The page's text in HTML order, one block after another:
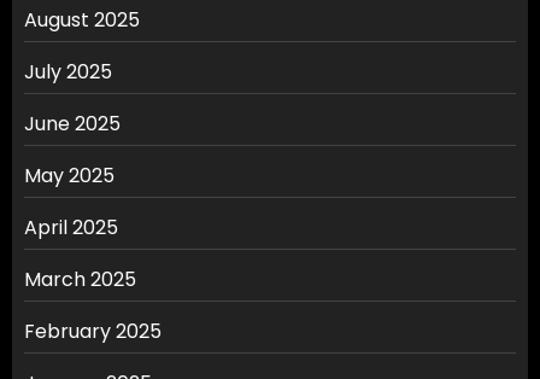
August 2025
July 2025
June 2025
May 2025
April 2025
March 2025
February 2025